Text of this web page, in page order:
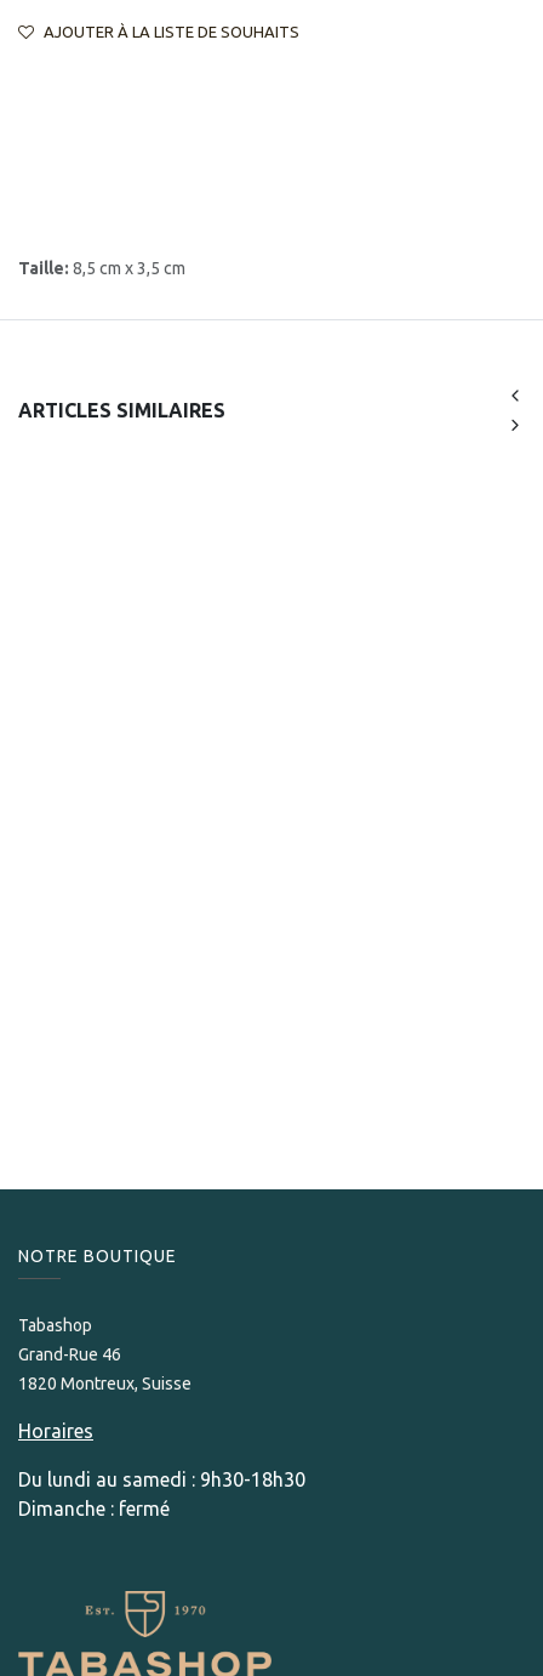
AJOUTER À LA LISTE DE SOUHAITS
Taille: 8,5 cm x 3,5 cm
ARTICLES SIMILAIRES
NOTRE BOUTIQUE
Tabashop
Grand-Rue 46
1820 Montreux, Suisse
Horaires
Du lundi au samedi : 9h30-18h30
Dimanche : fermé